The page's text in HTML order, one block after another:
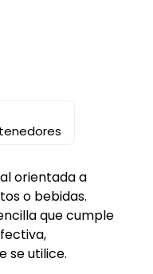
orientada a
o bebidas.
que cumple
se utilice.